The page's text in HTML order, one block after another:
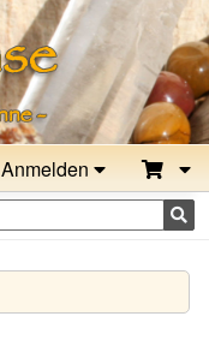
Anmelden